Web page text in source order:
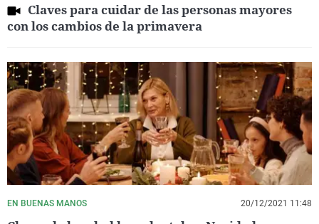
Claves para cuidar de las personas mayores
con los cambios de la primavera
EN BUENAS MANOS 20/12/2021 11:48